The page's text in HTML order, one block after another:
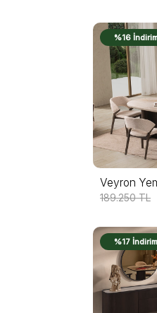
%16
Veyron
189.250TL
%17 İndirim